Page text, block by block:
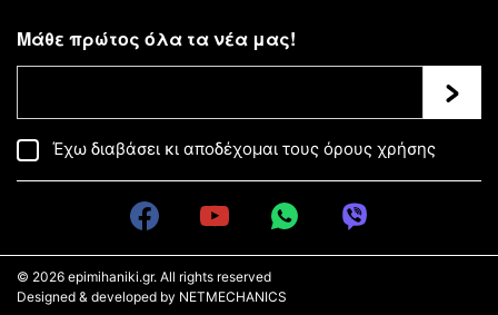
Μάθε πρώτος όλα τα νέα μας!
Έχω διαβάσει κι αποδέχομαι τους όρους χρήσης
© 2026 epimihaniki.gr. All rights reserved
Designed & developed by NETMECHANICS